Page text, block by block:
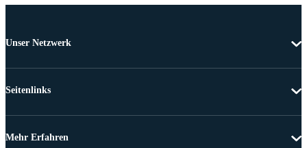
Unser Netzwerk
Seitenlinks
Mehr Erfahren